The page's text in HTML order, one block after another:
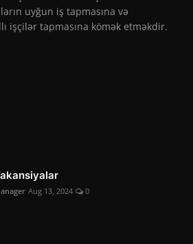
uyğun iş tapmasına və
işçilər tapmasına kömək etməkdir.
Aug 13, 2024 0